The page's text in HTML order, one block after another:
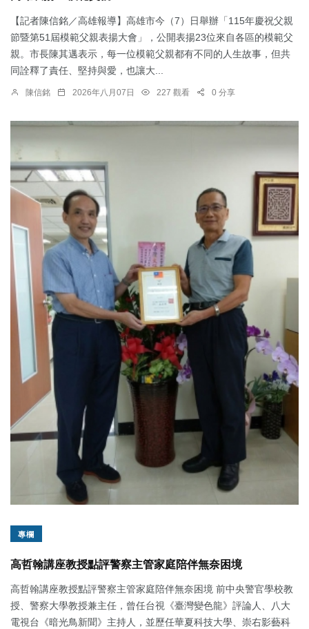
【記者陳信銘／高雄報導】高雄市今（7）日舉辦「115年慶祝父親
節暨第51屆模範父親表揚大會」，公開表揚23位來自各區的模範父
親。市長陳其邁表示，每一位模範父親都有不同的人生故事，但共
同詮釋了責任、堅持與愛，也讓大...
陳信銘 2026年八月07日 227 觀看 0 分享
專欄
高哲翰講座教授點評警察主管家庭陪伴無奈困境
高哲翰講座教授點評警察主管家庭陪伴無奈困境 前中央警官學校教
授、警察大學教授兼主任，曾任台視《臺灣變色龍》評論人、八大
電視台《暗光鳥新聞》主持人，並歷任華夏科技大學、崇右影藝科